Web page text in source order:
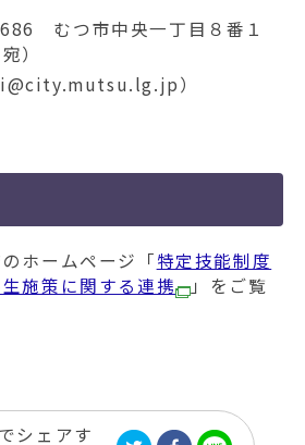
むつ市中央一丁目８番１
）
）
ホームページ「特定技能制度
施策に関する連携
」をご覧
シェアす